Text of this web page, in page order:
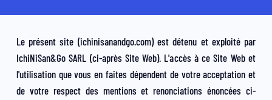
Le présent site (ichinisanandgo.com) est détenu et exploité par
IchiNiSan&Go SARL (ci-après Site Web). L'accès à ce Site Web et
l'utilisation que vous en faites dépendent de votre acceptation et
de votre respect des mentions et renonciations énoncées ci-